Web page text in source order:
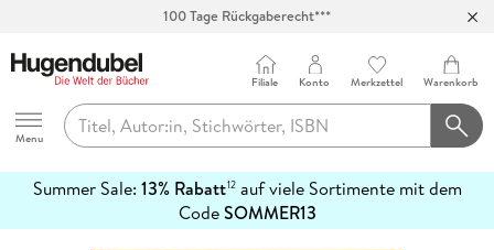
100 Tage Rückgaberecht***
Hugendubel
Menu
Filiale Konto Merkzettel Warenkorb
Summer Sale: 13% Rabatt12auf viele Sortimente mit dem
CodeSOMMER13
erfahren